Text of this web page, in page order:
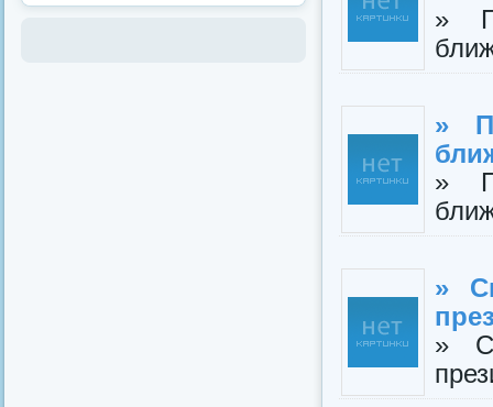
»
»
»
»
»